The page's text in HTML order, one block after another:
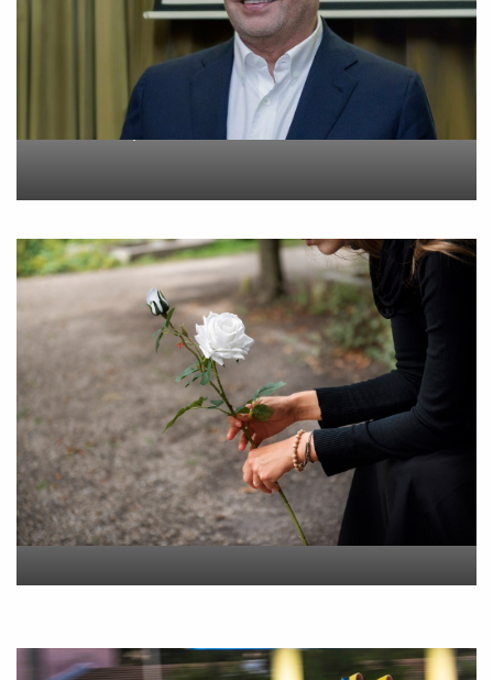
Metlen: Σε επίπεδο ρεκόρ
τα EBITDA το εξάμηνο
6 Αυγούστου 2026
“Εφυγε” σε ηλικία 55 ετών
η Βίκυ Σωκρ. Γερασίμου
On5 Αυγούστου 2026